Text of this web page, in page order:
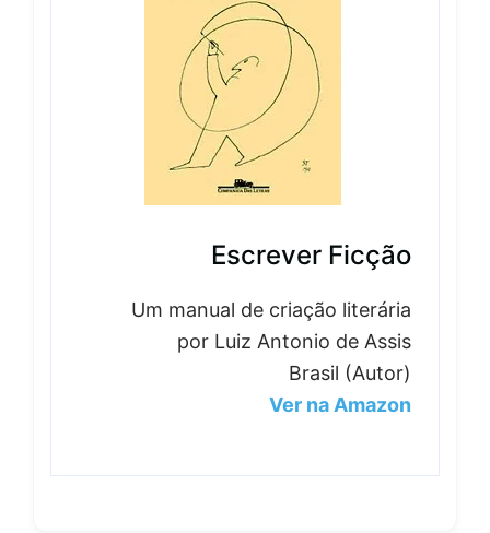
Escrever Ficção
Um manual de criação literária
por Luiz Antonio de Assis
Brasil (Autor)
Ver na Amazon